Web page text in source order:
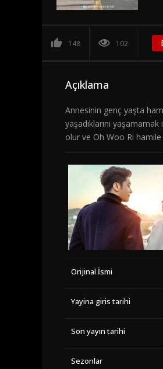
148 102
Açıklama
Annesinin genç yaşta
yaşadıklarını
olur ve Oh Woo Ri hamile
Orijinal İsmi
Yayina giris tarihi
Son yayın tarihi
Sezonlar